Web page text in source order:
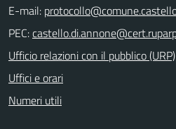
E-mail:
PEC:
Ufficio relazioni con il pubblico (URP)
Uffici e orari
Numeri utili